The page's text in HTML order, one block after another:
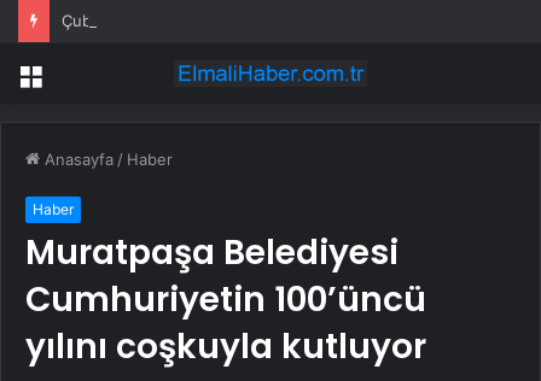
Çubuk’ta Müstakil Evde Yangın
Menü
Anasayfa / Haber
Haber
Muratpaşa Belediyesi
Cumhuriyetin 100’üncü
yılını coşkuyla kutluyor